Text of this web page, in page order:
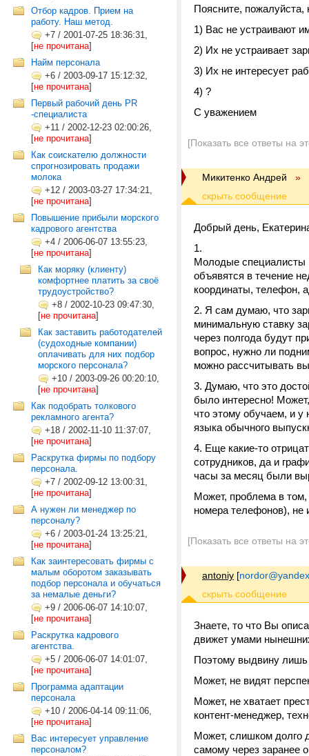
Отбор кадров. Прием на
работу. Наш метод.
+7 / 2001-07-25 18:36:31,
[не прочитана]
Найм персонала
+6 / 2003-09-17 15:12:32,
[не прочитана]
Первый рабочий день PR
-специалиста
+11 / 2002-12-23 02:00:26,
[не прочитана]
Как соискателю должности
спрогнозировать продажи
молока
+12 / 2003-03-27 17:34:21,
[не прочитана]
Повышение прибыли морского
кадрового агентства
+4 / 2006-06-07 13:55:23,
[не прочитана]
Как моряку (клиенту)
комфортнее платить за своё
трудоустройство?
+8 / 2002-10-23 09:47:30,
[не прочитана]
Как заставить работодателей
(судоходные компании)
оплачивать для них подбор
морского персонала?
+10 / 2003-09-26 00:20:10,
[не прочитана]
Как подобрать толкового
рекламного агента?
+18 / 2002-11-10 11:37:07,
[не прочитана]
Раскрутка фирмы по подбору
персонала.
+7 / 2002-09-12 13:00:31,
[не прочитана]
А нужен ли менеджер по
персоналу?
+6 / 2003-01-24 13:25:21,
[не прочитана]
Как заинтересовать фирмы с
малым оборотом заказывать
подбор персонала и обучаться
за немалые деньги?
+9 / 2006-06-07 14:10:07,
[не прочитана]
Раскрутка кадрового
агентства.
+5 / 2006-06-07 14:01:07,
[не прочитана]
Программа адаптации
персонала
+10 / 2006-04-14 09:11:06,
[не прочитана]
Вас интересует управление
персоналом?
Поясните, пожалуйста,
1) Вас не устраивают
2) Их не устраивает
3) Их не интересует
4) ?
С уважением
[Показать все ответы на
Микитенко Андрей »
Добрый день,
Молодые специалисты
объявятся в течение
координаты, телефон,
Я сам думаю, что
минимальную ставку
через полгода будут
вопрос, нужно ли
можно рассчитывать
Думаю, что это
было интересно!
что этому обучаем, и у
языка обычного
Еще какие-то
сотрудников, да и
часы за месяц были
Может, проблема в том,
номера телефонов), не
[Показать все ответы на
antoniy [
Знаете, то что Вы
движет умами
Поэтому выдвину
Может, не видят
Может, не хватает
контент-менеджер,
Может, слишком долго
самому через заранее